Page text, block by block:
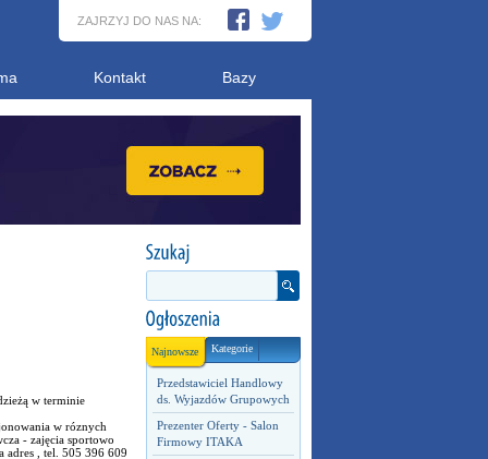
ZAJRZYJ DO NAS NA:
Kontakt Bazy
Najnowsze Kategorie
Przedstawiciel Handlowy
ds. Wyjazdów Grupowych
Prezenter Oferty - Salon
Firmowy ITAKA
w terminie
w róznych
- zajęcia sportowo
adres , tel. 505 396 609